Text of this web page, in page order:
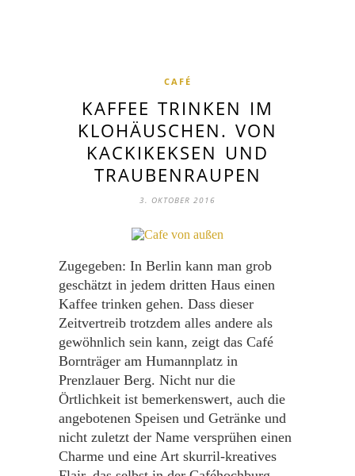
CAFÉ
KAFFEE TRINKEN IM
KLOHÄUSCHEN. VON
KACKIKEKSEN UND
TRAUBENRAUPEN
3. OKTOBER 2016
Zugegeben: In Berlin kann man grob
geschätzt in jedem dritten Haus einen
Kaffee trinken gehen. Dass dieser
Zeitvertreib trotzdem alles andere als
gewöhnlich sein kann, zeigt das Café
Bornträger am Humannplatz in
Prenzlauer Berg. Nicht nur die
Örtlichkeit ist bemerkenswert, auch die
angebotenen Speisen und Getränke und
nicht zuletzt der Name versprühen einen
Charme und eine Art skurril-kreatives